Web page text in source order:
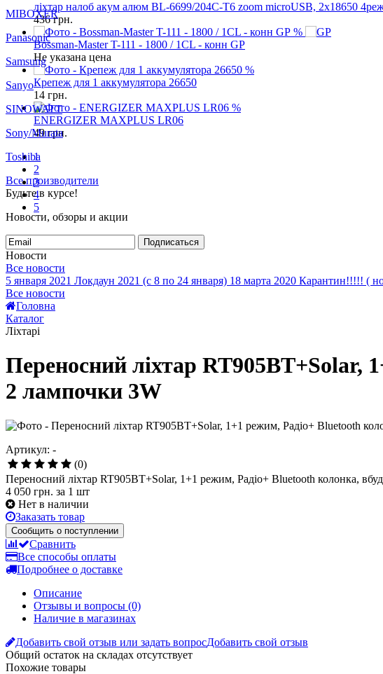
ліхтар налоб акум алюм BL-6699/204C-T6 zoom microUSB, 2х18650
436грн.
%
Bossman-Master T-111 - 1800 / 1CL - конн GP
Не указана цена
%
Крепеж для 1 аккумулятора 26650
14 грн.
%
ENERGIZER MAXPLUS LR06
49грн.
1
2
3
4
5
MIBOXER
Panasonic
Samsung
Sanyo
SINOWATT
Sony/Murata
Toshiba
Все производители
Будьте в курсе!
Новости, обзоры и акции
Подписаться
Новости
Все новости
5 января 2021 Локдаун 2021 (с 8 по 24 января) 18 марта 2020 Карантин!!!!! (
Все новости
Головна
Каталог
Ліхтарі
Переносний ліхтар RT905BT+Solar,
2 лампочки 3W
Артикул: -
(0)
Переносний ліхтар RT905BT+Solar, 1+1 режим, Радіо+ Bluetooth колонка,
4 050 грн. за 1 шт
Нет в наличии
Заказать товар
Сообщить о поступлении
Сравнить
Все способы оплаты
Подробнее о доставке
Описание
Отзывы и вопросы (0)
Наличие в магазинах
Добавить свой отзыв или задать вопросДобавить свой отзыв
Общий остаток на складах отсутствует
Похожие товары